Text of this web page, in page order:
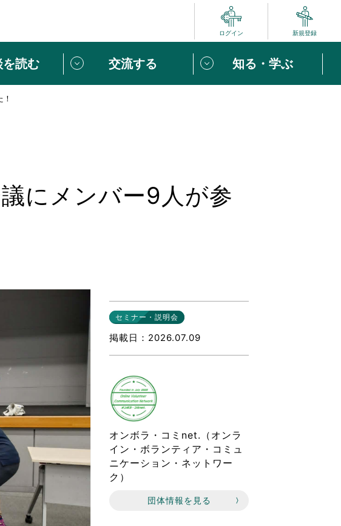
ログイン 新規登録
ランティアはじめての方へ
高生が参加できるボランティア
読む 交流する 知る・学ぶ
ンティアはじめの一歩
ンティア関連ニュース（外部記事）
にメンバー9人が参
セミナー・説明会
掲載日 2026.07.09
オンボラ・コミnet.（オンラ
イン・ボランティア・コミュ
ニケーション・ネットワー
ク）
団体情報を見る